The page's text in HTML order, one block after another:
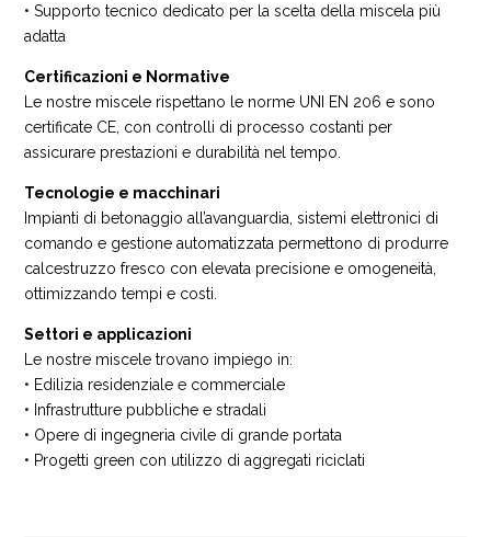
• Supporto tecnico dedicato per la scelta della miscela più
adatta
Certificazioni e Normative
Le nostre miscele rispettano le norme UNI EN 206 e sono
certificate CE, con controlli di processo costanti per
assicurare prestazioni e durabilità nel tempo.
Tecnologie e macchinari
Impianti di betonaggio all’avanguardia, sistemi elettronici di
comando e gestione automatizzata permettono di produrre
calcestruzzo fresco con elevata precisione e omogeneità,
ottimizzando tempi e costi.
Settori e applicazioni
Le nostre miscele trovano impiego in:
• Edilizia residenziale e commerciale
• Infrastrutture pubbliche e stradali
• Opere di ingegneria civile di grande portata
• Progetti green con utilizzo di aggregati riciclati